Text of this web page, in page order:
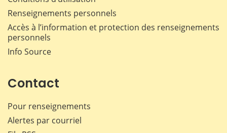
Renseignements personnels
Accès à l’information et protection des renseignements
personnels
Info Source
Contact
Pour renseignements
Alertes par courriel